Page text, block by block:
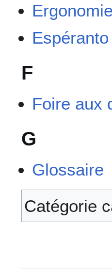
Ergonomie
Espéranto
F
Foire aux
G
Glossaire
Catégorie